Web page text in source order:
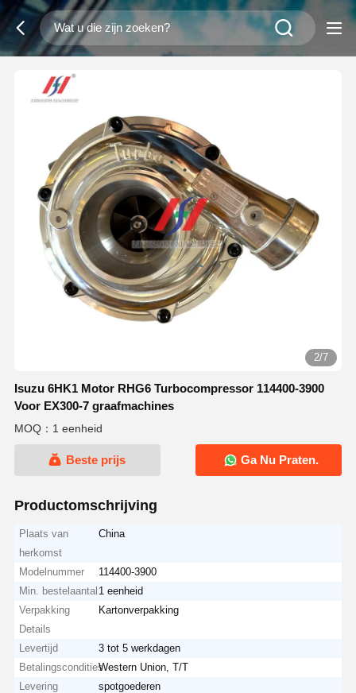
2/7
Isuzu 6HK1 Motor RHG6 Turbocompressor 114400-3900
Voor EX300-7 graafmachines
MOQ：1 eenheid
Beste prijs Ga Nu Praten.
Productomschrijving
Plaats van
herkomst
China
Modelnummer
114400-3900
Min. bestelaantal 1 eenheid
Verpakking
Details
Kartonverpakking
Levertijd
3 tot 5 werkdagen
BetalingsconditiesWestern Union, T/T
Levering
spotgoederen